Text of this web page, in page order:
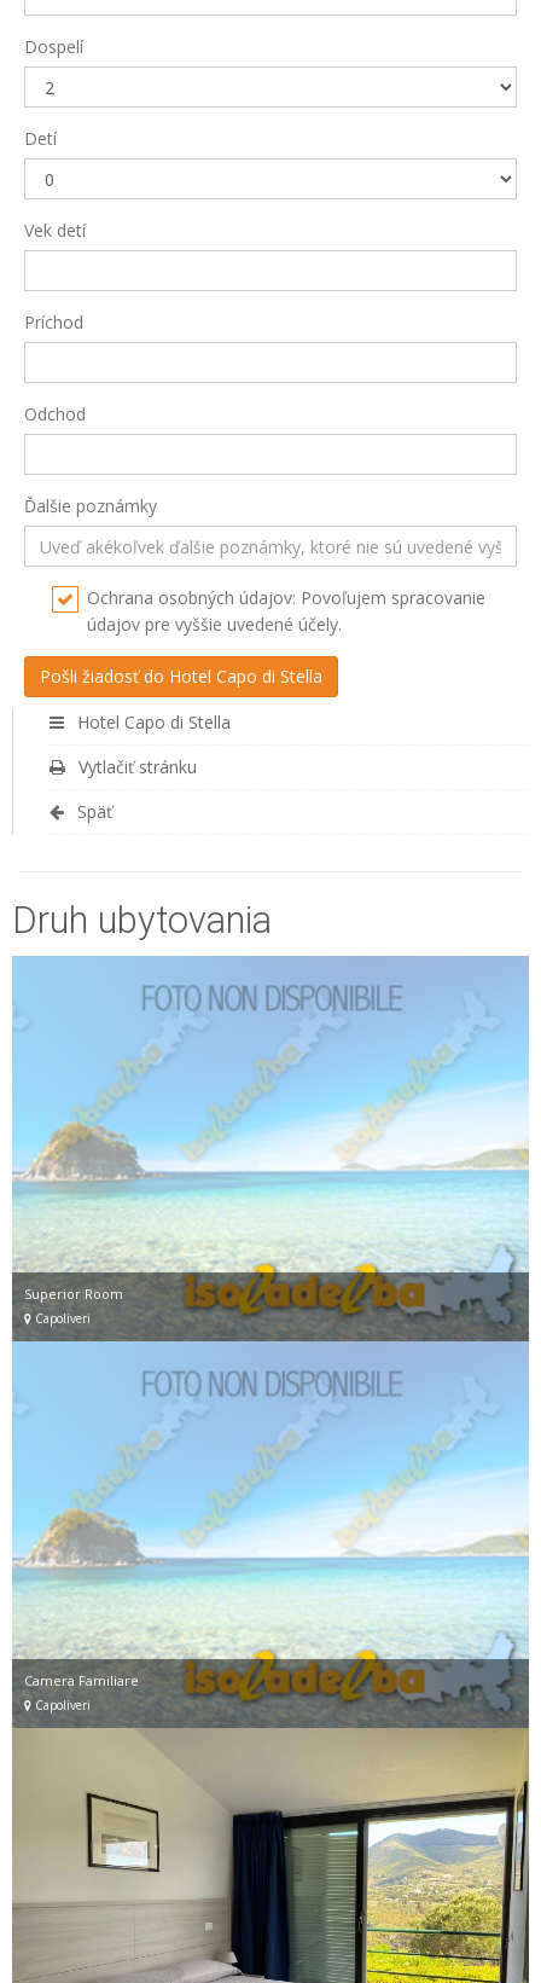
Dospelí
Detí
Vek detí
Príchod
Odchod
Ďalšie poznámky
Ochrana osobných údajov: Povoľujem spracovanie
údajov pre vyššie uvedené účely.
Hotel Capo di Stella
Vytlačiť stránku
Späť
Druh ubytovania
Superior Room
Capoliveri
Camera Familiare
Capoliveri